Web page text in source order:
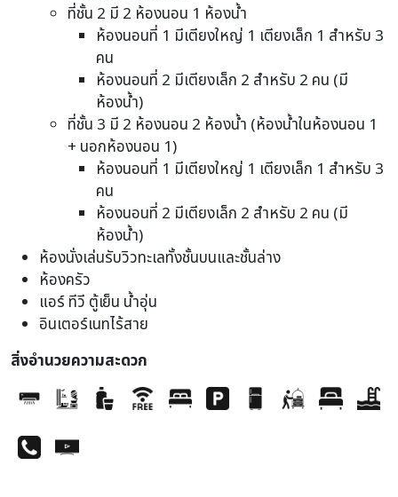
ที่ชั้น 2 มี 2 ห้องนอน 1 ห้องน้ำ
ห้องนอนที่ 1 มีเตียงใหญ่ 1 เตียงเล็ก 1 สำหรับ 3
คน
ห้องนอนที่ 2 มีเตียงเล็ก 2 สำหรับ 2 คน (มี
ห้องน้ำ)
ที่ชั้น 3 มี 2 ห้องนอน 2 ห้องน้ำ (ห้องน้ำในห้องนอน 1
+ นอกห้องนอน 1)
ห้องนอนที่ 1 มีเตียงใหญ่ 1 เตียงเล็ก 1 สำหรับ 3
คน
ห้องนอนที่ 2 มีเตียงเล็ก 2 สำหรับ 2 คน (มี
ห้องน้ำ)
ห้องนั่งเล่นรับวิวทะเลทั้งชั้นบนและชั้นล่าง
ห้องครัว
แอร์ ทีวี ตู้เย็น น้ำอุ่น
อินเตอร์เนทไร้สาย
สิ่งอำนวยความสะดวก